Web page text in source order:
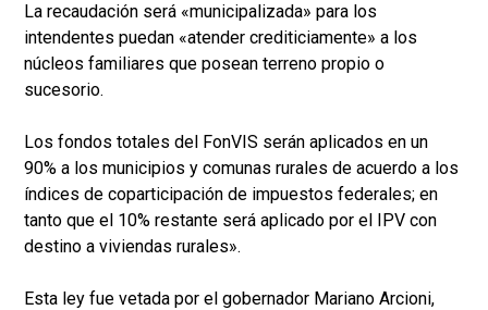
La recaudación será «municipalizada» para los
intendentes puedan «atender crediticiamente» a los
núcleos familiares que posean terreno propio o
sucesorio.
Los fondos totales del FonVIS serán aplicados en un
90% a los municipios y comunas rurales de acuerdo a los
índices de coparticipación de impuestos federales; en
tanto que el 10% restante será aplicado por el IPV con
destino a viviendas rurales».
Esta ley fue vetada por el gobernador Mariano Arcioni,